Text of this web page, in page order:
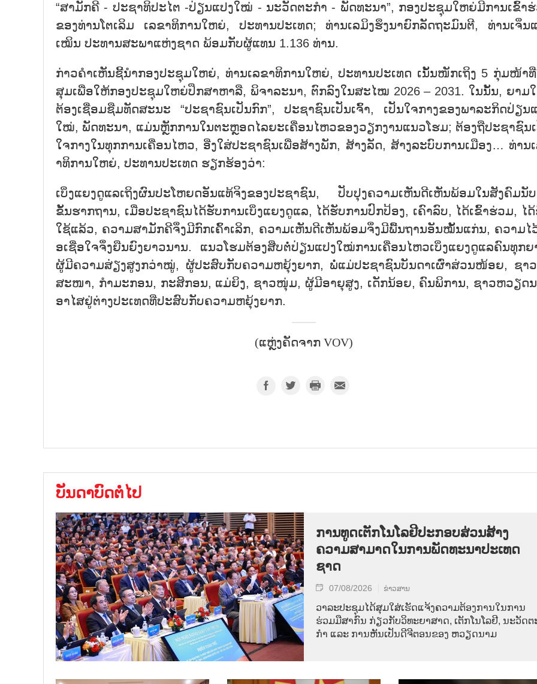
“ສາ​ມັກ​ຄີ - ປະ​ຊາ​ທິ​ປະ​ໄຕ -ປ່ຽນ​ແປງ​ໃໝ່ - ນະ​ວັດ​ຕະ​ກຳ - ພັດ​ທະ​ນາ”, ກອງ​ປະ​ຊຸມ​ໃຫຍ່​ມີ​ການ​ເຂົ້າ​
ຂອງ​ທ່ານ​ໂຕ​ເລິມ ເລ​ຂາ​ທິ​ການ​ໃຫຍ່, ປະ​ທານ​ປະ​ເທດ; ທ່ານເລ​ມິງ​ຮຶງ​ນາ​ຍົກ​ລັດ​ຖະ​ມົນ​ຕີ, ທ່ານ​ເຈິ່ນ​
ເໝິນ ປະ​ທານ​ສະ​ພາ​ແຫ່ງ​ຊາດ ພ້ອມ​ກັບ​ຜູ້​ແທນ 1.136 ທ່ານ.
ກ່າວ​ຄຳ​ເຫັນ​ຊີ້​ນຳ​ກອງ​ປະ​ຊຸມໃຫຍ່, ທ່ານ​ເລ​ຂາ​ທິ​ການ​ໃຫຍ່, ປະ​ທານ​ປະ​ເທດ ເນັ້ນ​ໜັກ​ເຖິງ 5 ກຸ່ມ​ໜ້າ​
ສຸມ​ເພື່ອ​ໃຫ້​ກອງ​ປະ​ຊຸມ​ໃຫຍ່​ປຶກ​ສາ​ຫາ​ລື, ພິ​ຈາ​ລະ​ນາ, ຕົກ​ລົງໃນ​ສະ​ໄໝ 2026 – 2031. ໃນ​ນ​ັ້ນ, ຍາມ​
ຕ້ອງ​ເຊື່ອມ​ຊືມ​ທັດ​ສະ​ນະ “ປະ​ຊາ​ຊົນ​ເປັນ​ກົກ”, ປະ​ຊາ​ຊົນ​ເປັນ​ເຈົ້າ​, ເປັນ​ໃຈ​ກາງຂອງ​ພາ​ລະ​ກິດ​​ປ່ຽນ​
ໃໝ່, ພັດ​ທະ​ນາ, ແມ່ນ​ຫຼັກ​ການ​ໃນຕະຫຼອດ​ໄລ​ຍະ​ເຄື່ອນ​ໄຫວ​ຂອງວຽກ​ງານ​ແນວ​ໂຮມ; ຕ້ອງ​ຖື​ປະ​ຊາ​ຊົນ​
ໃຈ​ກາງ​ໃນ​ທຸກ​ການ​ເຄື່ອນ​ໄຫວ, ອີ່ງ​ໃສ່​ປະ​ຊາ​ຊົນ​ເພື່ອ​ສ້າງ​ພັກ, ສ້າງ​ລັດ, ສ້າງ​ລະ​ບົບ​ການ​ເມືອງ… ທ່ານ​
າ​ທິ​ການ​ໃຫຍ່, ປະ​ທານ​ປະ​ເທດ ຮຽກ​ຮ້ອງ​ວ່າ:
ເບິ່ງ​ແຍງ​ດູ​ແລ​ເຖິງຜົນ​ປະ​ໂຫຍດ​ອັນ​ແທ້​ຈິງ​ຂອງ​ປະ​ຊາ​ຊົນ, ປັບ​ປຸງ​ຄວາມ​ເຫັນ​ດີ​ເຫັນ​ພ້ອມ​ໃນສັງ​ຄົມ​ນັ
ຂັ້ນ​ຮາກ​ຖານ, ເມື່ອ​ປະ​ຊາ​ຊົນ​ໄດ້​ຮັບ​ການ​ເບິ່ງ​ແຍງ​ດູ​ແລ, ໄດ້​​ຮັບ​ການປົກ​ປ້ອງ, ເຄົາ​ລົບ, ​ໄດ້ເຂົ້າ​ຮ່ວມ, ​ໄ
ໃຊ້​ແລ້ວ, ຄວາມ​ສາມ​ັກ​ຄີ​ຈຶ່ງ​ມີ​ກົກ​ເຄົ້າ​ເລິກ, ຄວາມ​ເຫັນ​ດີ​ເຫັນ​ພ້ອມ​ຈຶ່ງ​ມີ​ພື້ນ​ຖານ​ອັນ​ໝັ້ນ​ແກ່ນ, ຄວາມ​ໄ
ອ​ເຊື່ອ​ໃຈ​ຈຶ່ງ​ຍືນ​ຍົງ​ຍາວ​ນານ. ແນວ​ໂຮມ​ຕ້ອງ​ສືບ​ຕໍ່​ປ່ຽນ​ແປງ​ໃໝ່​ການ​ເຄື່ອນ​ໄຫວ​ເບິ່ງ​ແຍງ​ດູ​ແລ​ຄົນ​ທຸກຍ​
ຜູ້​ມີ​ຄ​ວາມ​ສ່ຽງ​ສູງກວ່າ​ໝູ່, ຜູ້​ປະ​ສົບ​ກັບ​ຄວາມ​ຫຍຸ້ງ​ຍາກ, ພໍ່​ແມ່​ປະ​ຊາ​ຊົນ​ບັນ​ດາ​ເຜົ່າ​ສ່ວ​ນ​ໜ້ອຍ, ຊາ
ສະ​ໜາ, ກຳ​ມະ​ກອນ, ກະ​ສິ​ກອນ, ແມ່​ຍິງ, ຊາວ​ໜຸ່ມ, ຜູ້​ມີ​ອາ​ຍຸ​ສູງ, ເດັກ​ນ້ອຍ, ຄົນ​ພິ​ການ, ຊາວ​ຫວຽດ​
ອາ​ໄສ​ຢູ່​ຕ່າງ​ປະ​ເທດ​ທີ່​ປະ​ສົບ​ກັບ​ຄວາມ​ຫຍຸ້ງ​ຍາກ.
(ແຫຼ່ງຄັດຈາກ VOV)
ບັນດາບົດຕໍ່ໄປ
ການ​ທູດ​ເຕັກ​ໂນ​ໂລ​ຢີ​ປະ​ກອບ​ສ່ວນ​ສ້າງ​
ຄວາມ​ສາ​ມາດ​ໃນ​ການ​ພັດ​ທະ​ນາ​ປະ​ເທດ​
ຊາດ
07/08/2026 ຂ່າວສານ
ວາ​ລະ​ປະ​ຊຸມ​ໄດ້​ສຸມ​ໃສ່​ເຮັດ​ແຈ້ງ​ຄວາມ​ຕ້ອງ​ການ​ໃນ​ການ​
ຮ່ວມ​ມື​ສາ​ກົນ ກ່ຽວ​ກັບ​ວິ​ທະ​ຍາ​ສາດ, ເຕັກ​ໂນ​ໂລ​ຢີ, ນະ​ວັດ​ຕ
ກຳ ແລະ ການ​ຫັນ​ເປັນ​ດີ​ຈີ​ຕອນ​ຂອງ ຫວຽດ​ນາມ